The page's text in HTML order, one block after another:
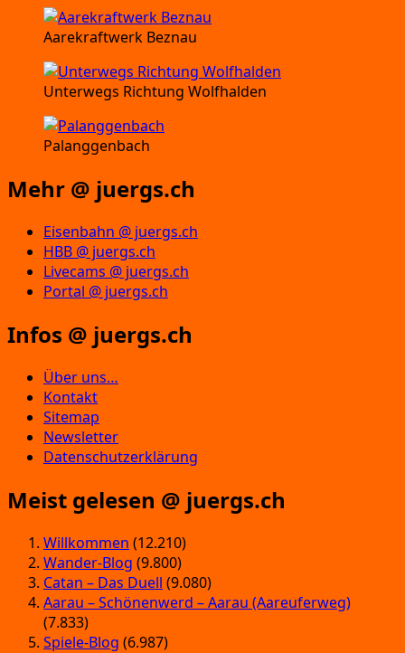
Aarekraftwerk Beznau
Unterwegs Richtung Wolfhalden
Palanggenbach
Mehr @ juergs.ch
Eisenbahn @ juergs.ch
HBB @ juergs.ch
Livecams @ juergs.ch
Portal @ juergs.ch
Infos @ juergs.ch
Über uns…
Kontakt
Sitemap
Newsletter
Datenschutzerklärung
Meist gelesen @ juergs.ch
Willkommen (12.210)
Wander-Blog (9.800)
Catan – Das Duell (9.080)
Aarau – Schönenwerd – Aarau (Aareuferweg)
(7.833)
Spiele-Blog (6.987)